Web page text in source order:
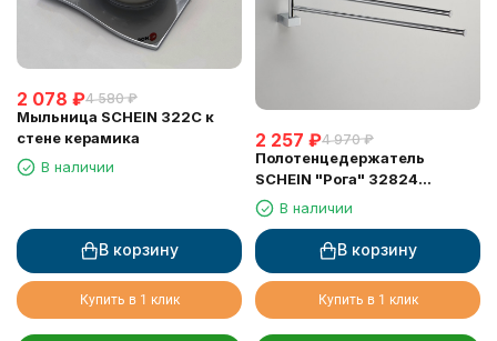
2 078 ₽4 580 ₽
Мыльница SCHEIN 322C к
стене керамика
В наличии
В корзину
Купить в 1 клик
2 257 ₽4 970 ₽
Полотенцедержатель
SCHEIN "Рога" 32824
двойные
В наличии
В корзину
Купить в 1 клик